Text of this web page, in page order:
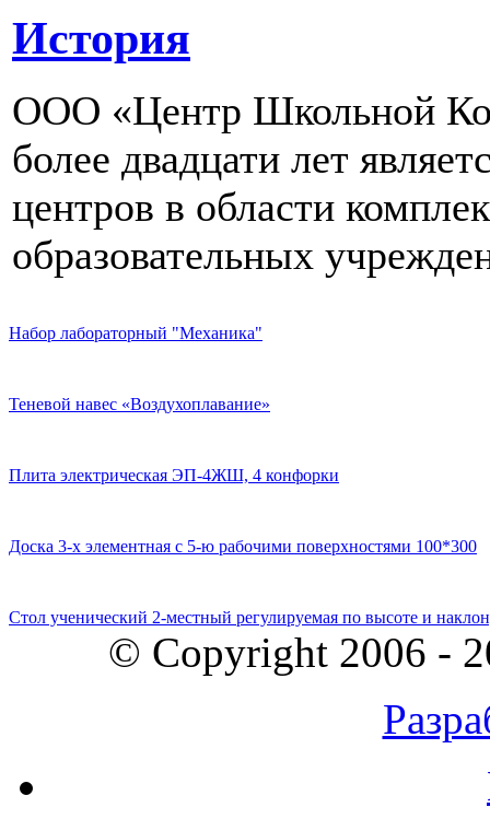
История
ООО «Центр Школьной
более двадцати лет
центров в области
образовательных
Набор лабораторный "Механика"
Теневой навес «Воздухоплавание»
Плита электрическая ЭП-4ЖШ, 4 конфорки
Доска 3-х элементная с 5-ю рабочими поверхностями 100*300
Стол ученический 2-местный регулируемая по высоте и
© Copyright 2006 -